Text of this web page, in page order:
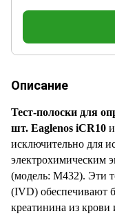
Описание
Тест-полоски для
шт. Eaglenos iCR10
исключительно для
электрохимическим
(модель: M432). Эти
(IVD) обеспечивают
креатинина из крови